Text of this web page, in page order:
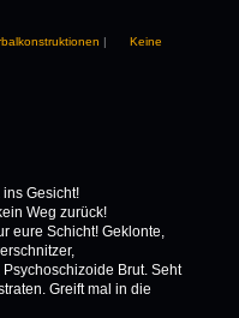
Keine
Gesicht!
Weg zurück!
eure Schicht! Geklonte,
Brut. Seht
Greift mal in die